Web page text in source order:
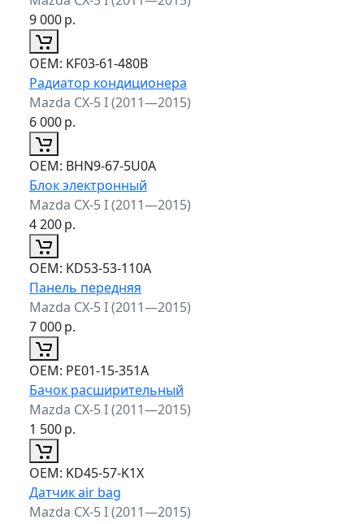
9 000р.
ОЕМ: KF03-61-480B
Радиатор кондиционера
Mazda CX-5 I (2011—2015)
6 000р.
ОЕМ: BHN9-67-5U0A
Блок электронный
Mazda CX-5 I (2011—2015)
4 200р.
ОЕМ: KD53-53-110A
Панель передняя
Mazda CX-5 I (2011—2015)
7 000р.
ОЕМ: PE01-15-351A
Бачок расширительный
Mazda CX-5 I (2011—2015)
1 500р.
ОЕМ: KD45-57-K1X
Датчик air bag
Mazda CX-5 I (2011—2015)